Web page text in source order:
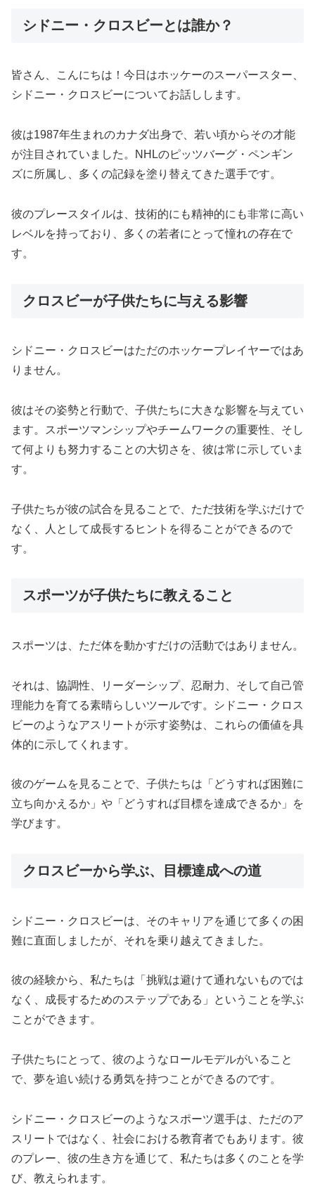
シドニー・クロスビーとは誰か？
皆さん、こんにちは！今日はホッケーのスーパースター、
シドニー・クロスビーについてお話しします。
彼は1987年生まれのカナダ出身で、若い頃からその才能
が注目されていました。NHLのピッツバーグ・ペンギン
ズに所属し、多くの記録を塗り替えてきた選手です。
彼のプレースタイルは、技術的にも精神的にも非常に高い
レベルを持っており、多くの若者にとって憧れの存在で
す。
クロスビーが子供たちに与える影響
シドニー・クロスビーはただのホッケープレイヤーではあ
りません。
彼はその姿勢と行動で、子供たちに大きな影響を与えてい
ます。スポーツマンシップやチームワークの重要性、そし
て何よりも努力することの大切さを、彼は常に示していま
す。
子供たちが彼の試合を見ることで、ただ技術を学ぶだけで
なく、人として成長するヒントを得ることができるので
す。
スポーツが子供たちに教えること
スポーツは、ただ体を動かすだけの活動ではありません。
それは、協調性、リーダーシップ、忍耐力、そして自己管
理能力を育てる素晴らしいツールです。シドニー・クロス
ビーのようなアスリートが示す姿勢は、これらの価値を具
体的に示してくれます。
彼のゲームを見ることで、子供たちは「どうすれば困難に
立ち向かえるか」や「どうすれば目標を達成できるか」を
学びます。
クロスビーから学ぶ、目標達成への道
シドニー・クロスビーは、そのキャリアを通じて多くの困
難に直面しましたが、それを乗り越えてきました。
彼の経験から、私たちは「挑戦は避けて通れないものでは
なく、成長するためのステップである」ということを学ぶ
ことができます。
子供たちにとって、彼のようなロールモデルがいること
で、夢を追い続ける勇気を持つことができるのです。
シドニー・クロスビーのようなスポーツ選手は、ただのア
スリートではなく、社会における教育者でもあります。彼
のプレー、彼の生き方を通じて、私たちは多くのことを学
び、教えられます。